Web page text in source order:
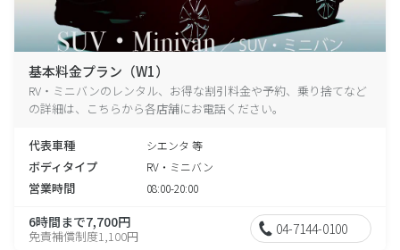
基本料金プラン（W1）
RV・ミニバンのレンタル、お得な割引料金や予約、乗り捨てなど
の詳細は、こちらから各店舗にお電話ください。
代表車種 シエンタ 等
ボディタイプ RV・ミニバン
営業時間 08:00-20:00
6時間まで7,700円
免責補償制度1,100円 04-7144-0100